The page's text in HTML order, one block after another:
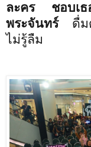
ละคร ชอบเ
พระจันทร์ดื่มด่
ไม่รู้ลืม